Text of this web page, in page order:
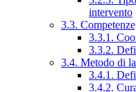
intervento
3.3.
3.3.1.
3.3.2.
3.4. Metodo di
3.4.1.
3.4.2.